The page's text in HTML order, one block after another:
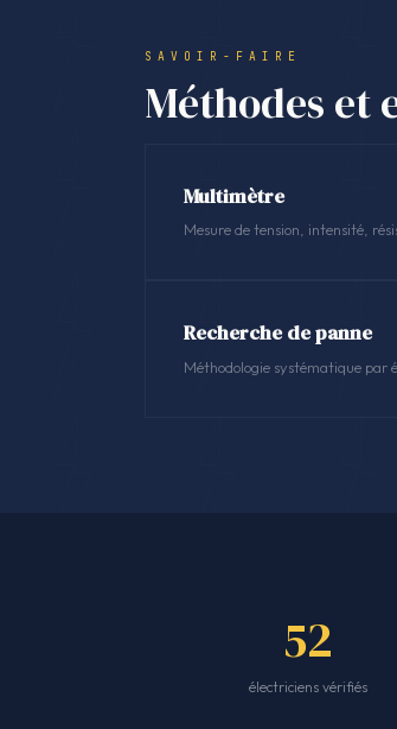
SAVOIR-FAIRE
Méthodes et
Multimètre
Mesure de tension, intensité,
Recherche de panne
Méthodologie systématique par
52
électriciens vérifiés